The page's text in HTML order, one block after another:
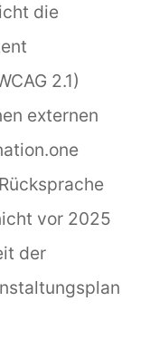
die
2.1)
externen
vor 2025
der